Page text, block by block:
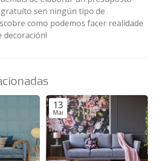
sen ningún tipo de
como podemos facer realidade
decoración!
13
Mai